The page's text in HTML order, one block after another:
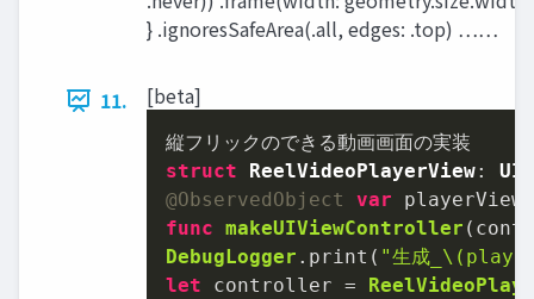
} .ignoresSafeArea(.all, edges: .top) ……
11. [beta]
struct
ReelVideoPlayerView:
@ObservedObject
var
func makeUIViewController (
DebugLogger .print( "生成_
let controller =